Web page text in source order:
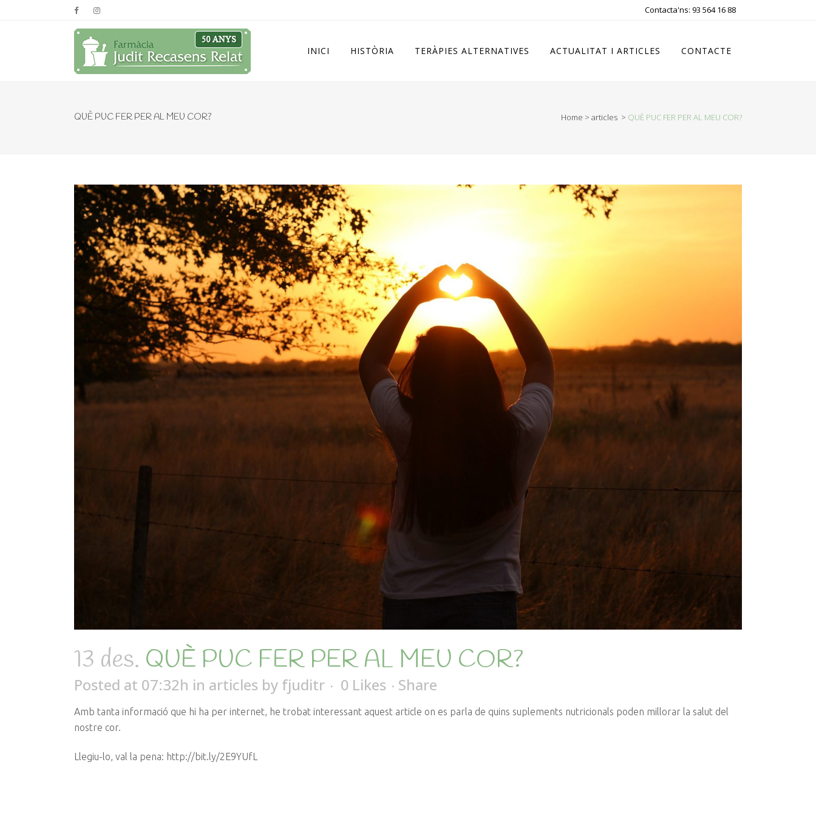
Contacta'ns: 93 564 16 88
INICI HISTÒRIA TERÀPIES ALTERNATIVES ACTUALITAT I ARTICLES CONTACTE
QUÈ PUC FER PER AL MEU COR? Home > articles > QUÈ PUC FER PER AL MEU COR?
13 des. QUÈ PUC FER PER AL MEU COR?
Posted at 07:32h in articles by fjuditr 0 Likes Share
Amb tanta informació que hi ha per internet, he trobat interessant aquest article on es parla de quins suplements nutricionals poden millorar la salut del
nostre cor.
Llegiu-lo, val la pena: http://bit.ly/2E9YUfL